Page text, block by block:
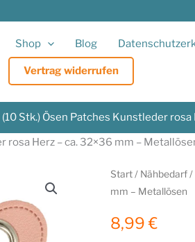
Shop Blog
Vertrag widerrufen
(10 Stk.) Ösen Patches Kunstleder
rosa Herz – ca. 32×36 mm –
Start/ Nähbedarf/
mm – Metallösen
8,99€